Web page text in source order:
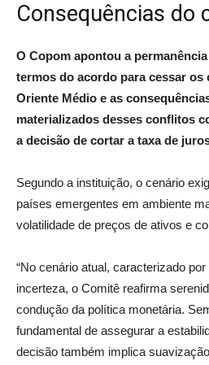
Consequências do
O Copom apontou a
termos do acordo para cessar
Oriente Médio e as
materializados desses conflitos
a decisão de cortar a taxa de
Segundo a instituição, o cenário
países emergentes em ambiente
volatilidade de preços de ativos e
“No cenário atual, caracterizado
incerteza, o Comitê reafirma
condução da política monetária.
fundamental de assegurar a
decisão também implica